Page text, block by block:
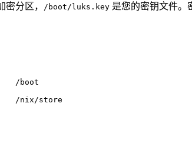
密分区， /boot/luks.key 是您的密钥文件。
/boot
/nix/store